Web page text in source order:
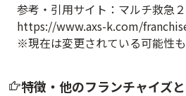
参考・引用サイト：マルチ救急
https://www.axs-k.com/
※現在は変更されている可能性
特徴・他のフランチャイズ